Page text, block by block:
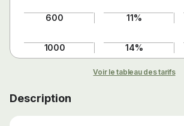
600 11%
1000 14%
Voir le tableau des tarifs
Description